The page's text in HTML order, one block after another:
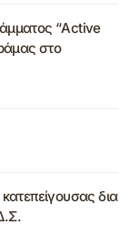
“Active
στο
δια